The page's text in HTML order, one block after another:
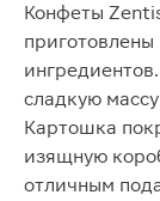
Конфеты
приготовлены
сладкую
Картошка
изящную
отличным